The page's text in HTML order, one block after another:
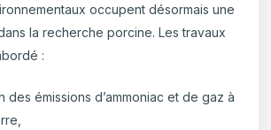
occupent désormais une
la recherche porcine. Les travaux
:
des émissions d’ammoniac et de gaz à